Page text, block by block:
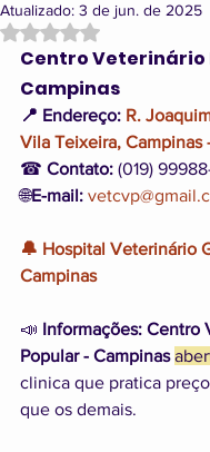
Atualizado: 3 de jun. de 2025
Avaliado com NaN de 5
Centro Veterinário
Campinas
📍 Endereço: R.
Vila Teixeira, Campinas
☎ Contato: (019)
🌐E-mail:
🔔 Hospital Veterinário
Campinas
📣 Informações: Centro
Popular - Campinas
clinica que pratica
que os demais.